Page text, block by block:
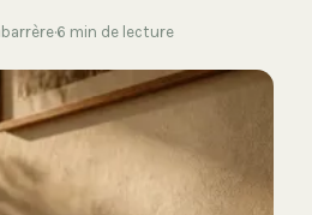
·6 min de lecture